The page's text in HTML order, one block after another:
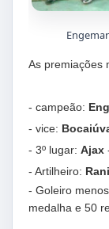
As premiações
- campeão:
- vice:
- 3º lugar: Ajax
- Artilheiro:
- Goleiro
medalha e 50